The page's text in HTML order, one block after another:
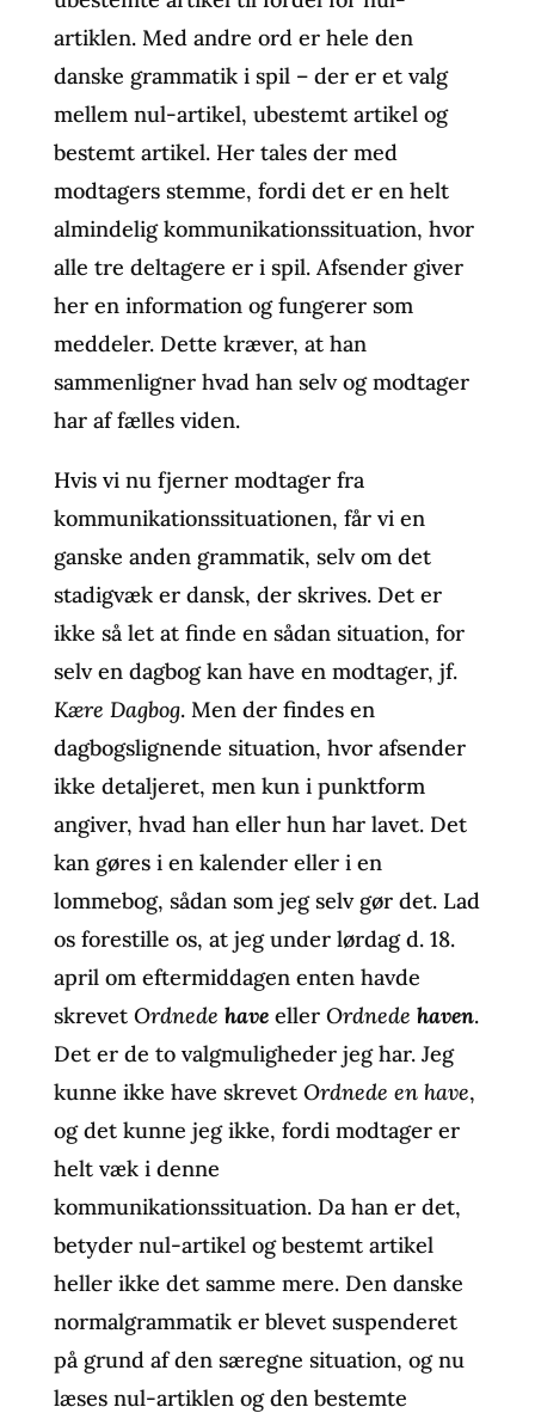
artiklen. Med andre ord er hele den
danske grammatik i spil – der er et valg
mellem nul-artikel, ubestemt artikel og
bestemt artikel. Her tales der med
modtagers stemme, fordi det er en helt
almindelig kommunikationssituation, hvor
alle tre deltagere er i spil. Afsender giver
her en information og fungerer som
meddeler. Dette kræver, at han
sammenligner hvad han selv og modtager
har af fælles viden.
Hvis vi nu fjerner modtager fra
kommunikationssituationen, får vi en
ganske anden grammatik, selv om det
stadigvæk er dansk, der skrives. Det er
ikke så let at finde en sådan situation, for
selv en dagbog kan have en modtager, jf.
Kære Dagbog. Men der findes en
dagbogslignende situation, hvor afsender
ikke detaljeret, men kun i punktform
angiver, hvad han eller hun har lavet. Det
kan gøres i en kalender eller i en
lommebog, sådan som jeg selv gør det. Lad
os forestille os, at jeg under lørdag d. 18.
april om eftermiddagen enten havde
skrevet Ordnede have eller Ordnede haven.
Det er de to valgmuligheder jeg har. Jeg
kunne ikke have skrevet Ordnede en have,
og det kunne jeg ikke, fordi modtager er
helt væk i denne
kommunikationssituation. Da han er det,
betyder nul-artikel og bestemt artikel
heller ikke det samme mere. Den danske
normalgrammatik er blevet suspenderet
på grund af den særegne situation, og nu
læses nul-artiklen og den bestemte